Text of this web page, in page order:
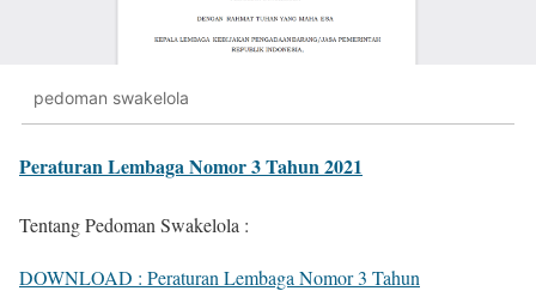
pedoman swakelola
Peraturan Lembaga Nomor 3 Tahun 2021
Tentang Pedoman Swakelola :
DOWNLOAD : Peraturan Lembaga Nomor 3 Tahun